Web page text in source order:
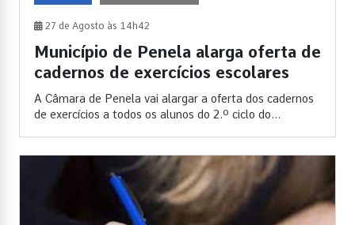
27 de Agosto às 14h42
Município de Penela alarga oferta de
cadernos de exercícios escolares
A Câmara de Penela vai alargar a oferta dos cadernos
de exercícios a todos os alunos do 2.º ciclo do...